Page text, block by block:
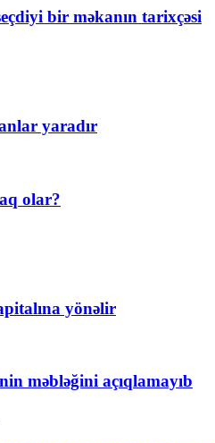
bir məkanın tarixçəsi
yaradır
olar?
yönəlir
məbləğini açıqlamayıb